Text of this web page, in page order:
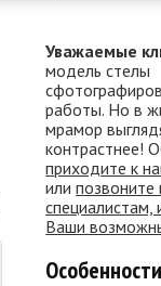
Уважаемые
модель стелы
работы. Но в
мрамор
контрастнее!
приходите к
или
специалистам,
Ваши